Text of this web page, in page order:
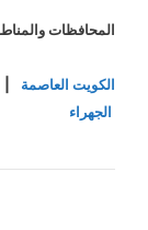
المحافظات
الكويت العاصمة
الجهراء